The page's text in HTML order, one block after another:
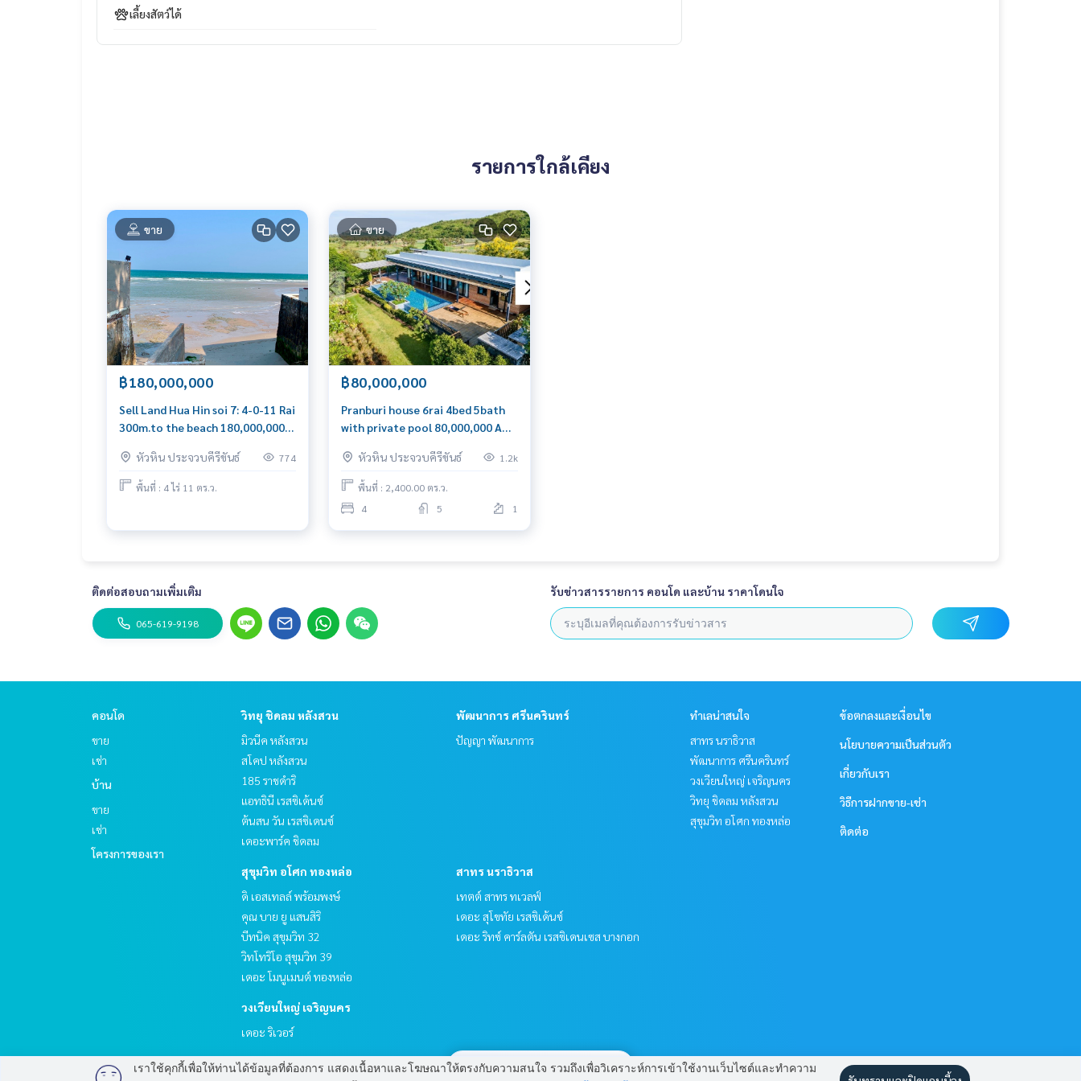
#propertytown
เลี้ยงสัตว์ได้
รายการใกล้เคียง
ขาย
฿180,000,000
Sell Land Hua Hin soi 7: 4-0-11 Rai
300m.to the beach 180,000,000
หัวหิน ประจวบคีรีขันธ์
774
พื้นที่ : 4 ไร่ 11 ตร.ว.
ขาย
฿80,000,000
Pranburi house 6rai 4bed 5bath
with private pool 80,000,000 Am:
หัวหิน ประจวบคีรีขันธ์
1.2k
พื้นที่ : 2,400.00 ตร.ว.
4
5 1
มี2คนกำลังดูประกาศนี้
ติดต่อสอบถามเพิ่มเติม
065-619-9198
รับข่าวสารรายการ คอนโด และบ้าน ราคาโดนใจ
คอนโด
ขาย
เช่า
บ้าน
ขาย
เช่า
โครงการของเรา
วิทยุ ชิดลม หลังสวน
มิวนีค หลังสวน
สโคป หลังสวน
185 ราชดำริ
แอทธินี เรสซิเด้นซ์
ต้นสน วัน เรสซิเดนซ์
เดอะพาร์ค ชิดลม
พัฒนาการ ศรีนครินทร์
ปัญญา พัฒนาการ
สุขุมวิท อโศก ทองหล่อ
ดิ เอสเทลล์ พร้อมพงษ์
คุณ บาย ยู แสนสิริ
บีทนิค สุขุมวิท 32
วิทโทริโอ สุขุมวิท 39
เดอะ โมนูเมนต์ ทองหล่อ
สาทร นราธิวาส
เทตต์ สาทร ทเวลฟ์
เดอะ สุโขทัย เรสซิเด้นซ์
เดอะ ริทซ์ คาร์ลตัน เรสซิเดนเซส บางกอก
วงเวียนใหญ่ เจริญนคร
เดอะ ริเวอร์
ทำเลน่าสนใจ
สาทร นราธิวาส
พัฒนาการ ศรีนครินทร์
วงเวียนใหญ่ เจริญนคร
วิทยุ ชิดลม หลังสวน
สุขุมวิท อโศก ทองหล่อ
ข้อตกลงและเงื่อนไข
นโยบายความเป็นส่วนตัว
เกี่ยวกับเรา
วิธีการฝากขาย-เช่า
ติดต่อ
เราใช้คุกกี้เพื่อให้ท่านได้ข้อมูลที่ต้องการ แสดงเนื้อหาและโฆษณาให้ตรงกับความสนใจ รวมถึงเพื่อวิเคราะห์การเข้าใช้งานเว็บไซต์และทำความ